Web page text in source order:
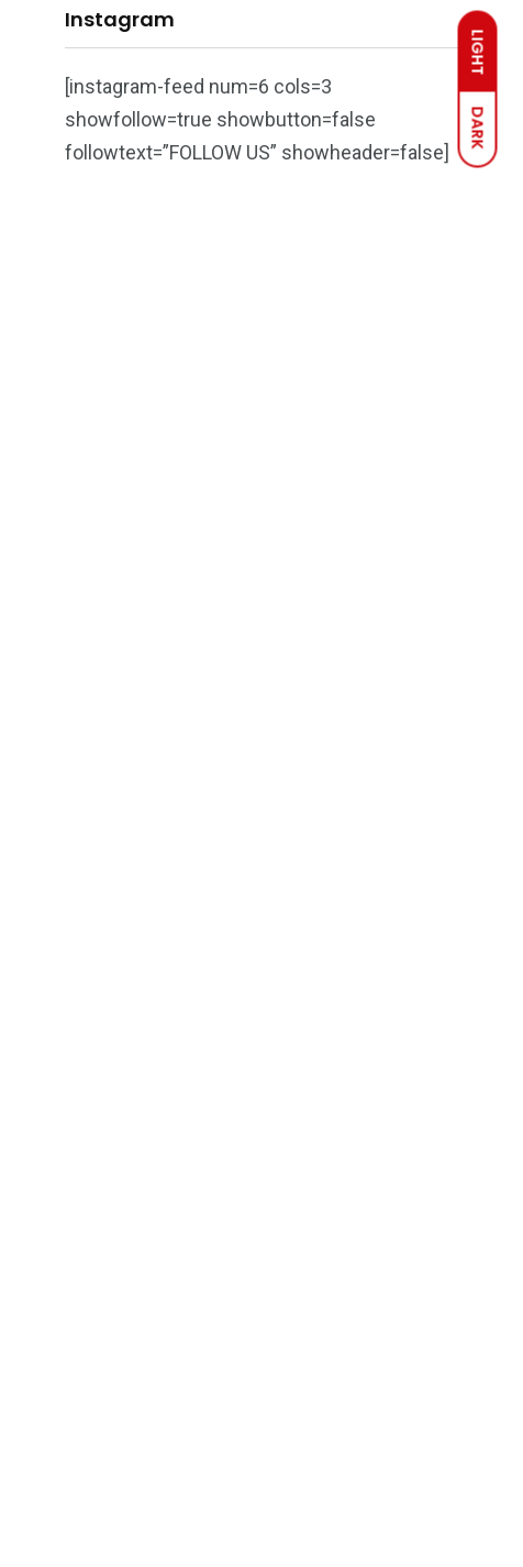
LIGHT
DARK
Instagram
[instagram-feed num=6 cols=3
showfollow=true showbutton=false
followtext=”FOLLOW US” showheader=false]